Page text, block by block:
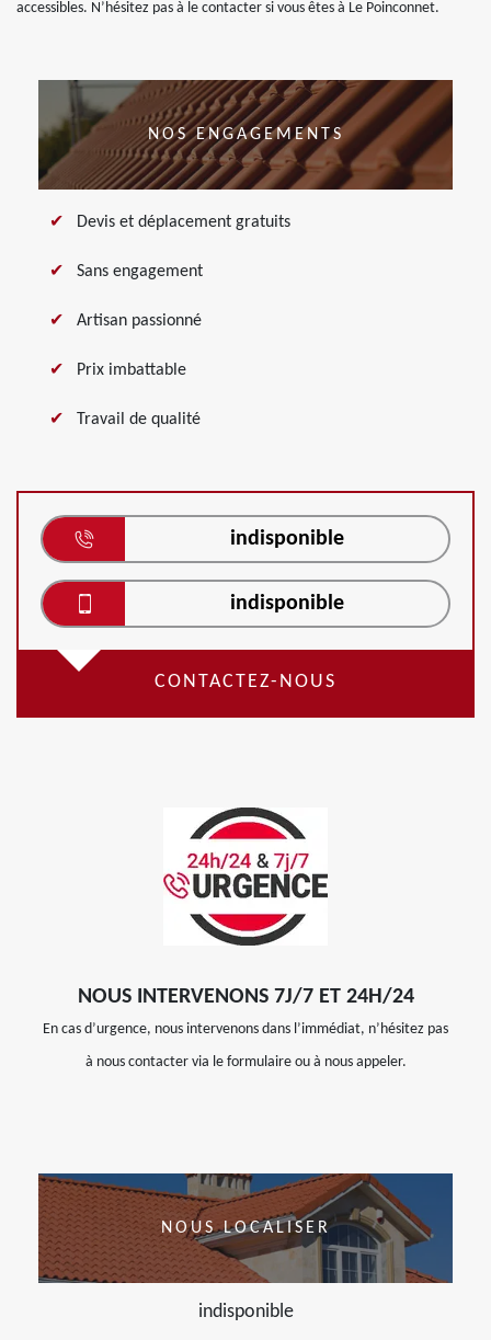
accessibles. N’hésitez pas à le contacter si vous êtes à Le Poinconnet.
NOS ENGAGEMENTS
Devis et déplacement gratuits
Sans engagement
Artisan passionné
Prix imbattable
Travail de qualité
indisponible
indisponible
CONTACTEZ-NOUS
NOUS INTERVENONS 7J/7 ET 24H/24
En cas d’urgence, nous intervenons dans l’immédiat, n’hésitez pas
à nous contacter via le formulaire ou à nous appeler.
NOUS LOCALISER
indisponible